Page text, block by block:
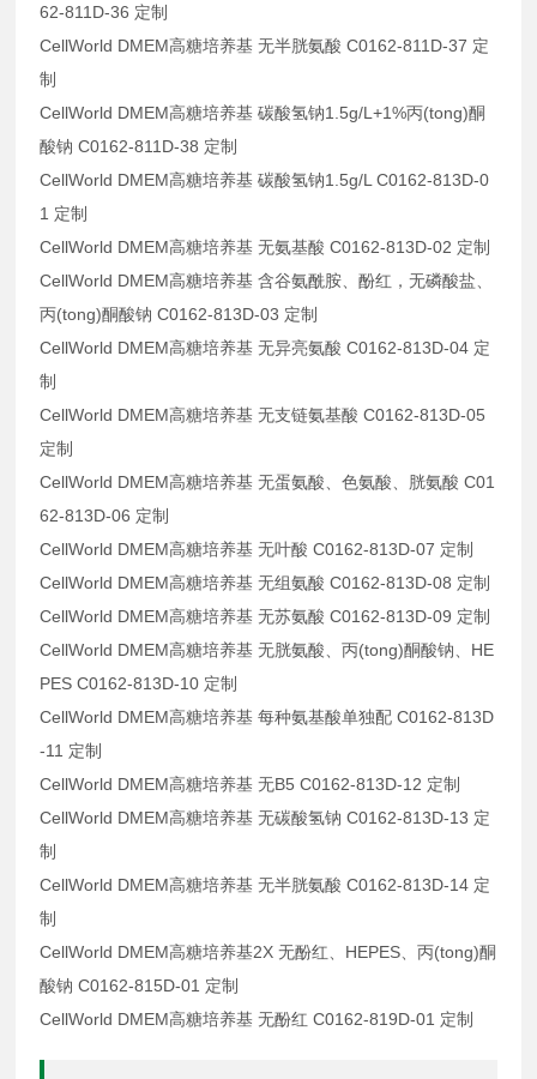
62-811D-36 定制
CellWorld DMEM高糖培养基 无半胱氨酸 C0162-811D-37 定
制
CellWorld DMEM高糖培养基 碳酸氢钠1.5g/L+1%丙(tong)酮
酸钠 C0162-811D-38 定制
CellWorld DMEM高糖培养基 碳酸氢钠1.5g/L C0162-813D-0
1 定制
CellWorld DMEM高糖培养基 无氨基酸 C0162-813D-02 定制
CellWorld DMEM高糖培养基 含谷氨酰胺、酚红，无磷酸盐、
丙(tong)酮酸钠 C0162-813D-03 定制
CellWorld DMEM高糖培养基 无异亮氨酸 C0162-813D-04 定
制
CellWorld DMEM高糖培养基 无支链氨基酸 C0162-813D-05
定制
CellWorld DMEM高糖培养基 无蛋氨酸、色氨酸、胱氨酸 C01
62-813D-06 定制
CellWorld DMEM高糖培养基 无叶酸 C0162-813D-07 定制
CellWorld DMEM高糖培养基 无组氨酸 C0162-813D-08 定制
CellWorld DMEM高糖培养基 无苏氨酸 C0162-813D-09 定制
CellWorld DMEM高糖培养基 无胱氨酸、丙(tong)酮酸钠、HE
PES C0162-813D-10 定制
CellWorld DMEM高糖培养基 每种氨基酸单独配 C0162-813D
-11 定制
CellWorld DMEM高糖培养基 无B5 C0162-813D-12 定制
CellWorld DMEM高糖培养基 无碳酸氢钠 C0162-813D-13 定
制
CellWorld DMEM高糖培养基 无半胱氨酸 C0162-813D-14 定
制
CellWorld DMEM高糖培养基2X 无酚红、HEPES、丙(tong)酮
酸钠 C0162-815D-01 定制
CellWorld DMEM高糖培养基 无酚红 C0162-819D-01 定制